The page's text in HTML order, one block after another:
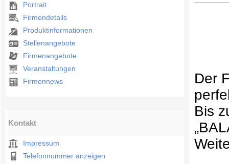
Portrait
Firmendetails
Produktinformationen
Stellenangebote
Firmenangebote
Veranstaltungen
Firmennews
Kontakt
Impressum
Telefonnummer anzeigen
Der
Bis